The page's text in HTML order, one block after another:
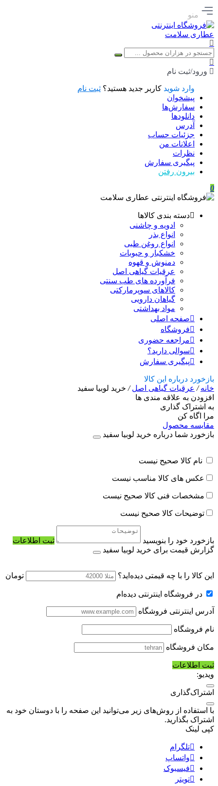
منو
ورود/ثبت نام
وارد شوید کاربر جدید هستید؟ ثبت نام
پیشخوان
سفارش‌ها
دانلودها
آدرس
جزئیات حساب
اعلانات من
نظرات
پیگیری سفارش
بیرون رفتن
0
دسته بندی کالاها
ادویه و چاشنی
انواع بذر
انواع روغن طبی
خشکبار و حبوبات
دمنوش و قهوه
عرقیات گیاهی اصل
فرآورده های طب سنتی
کالاهای سوپرمارکتی
گیاهان دارویی
مواد بهداشتی
صفحه اصلی
فروشگاه
مراجعه حضوری
سوالی دارید؟
پیگیری سفارش
بازخورد درباره این کالا
خانه/ عرقیات گیاهی اصل/ خرید لوبیا سفید
افزودن به علاقه مندی ها
به اشتراک گذاری
مرا اگاه کن
مقایسه محصول
بازخورد شما درباره خرید لوبیا سفید
نام کالا صحیح نیست
عکس های کالا مناسب نیست
مشخصات فنی کالا صحیح نیست
توضیحات کالا صحیح نیست
بازخورد خود را بنویسید
ثبت اطلاعات
گزارش قیمت برای خرید لوبیا سفید
این کالا را با چه قیمتی دیده‌اید؟ تومان
در فروشگاه اینترنتی دیده‌ام
آدرس اینترنتی فروشگاه
نام فروشگاه
مکان فروشگاه
ثبت اطلاعات
ویدیو:
اشتراک‌گذاری
با استفاده از روش‌های زیر می‌توانید این صفحه را با دوستان خود به
اشتراک بگذارید.
کپی لینک
تلگرام
واتساپ
فیسبوک
تویتر